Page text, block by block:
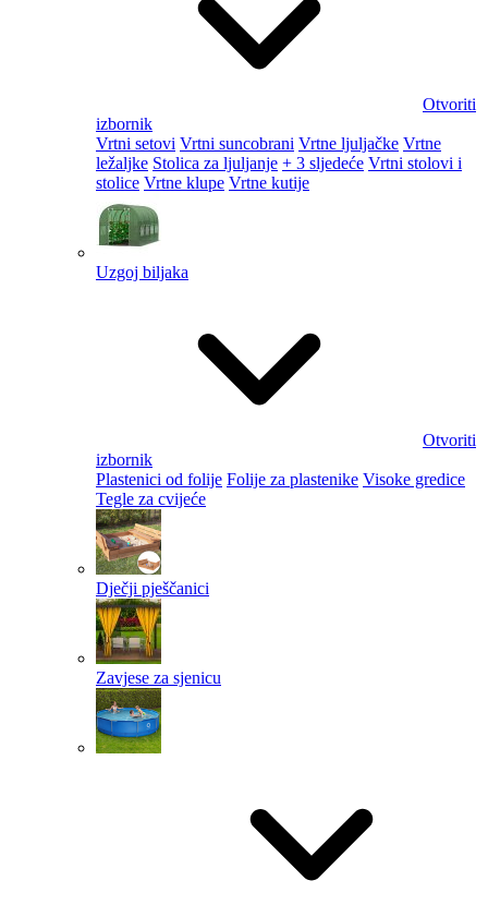
Otvoriti
izbornik
Vrtni setovi Vrtni suncobrani Vrtne ljuljačke Vrtne
ležaljke Stolica za ljuljanje + 3 sljedeće Vrtni stolovi i
stolice Vrtne klupe Vrtne kutije
Uzgoj biljaka
Otvoriti
izbornik
Plastenici od folije Folije za plastenike Visoke gredice
Tegle za cvijeće
Dječji pješčanici
Zavjese za sjenicu